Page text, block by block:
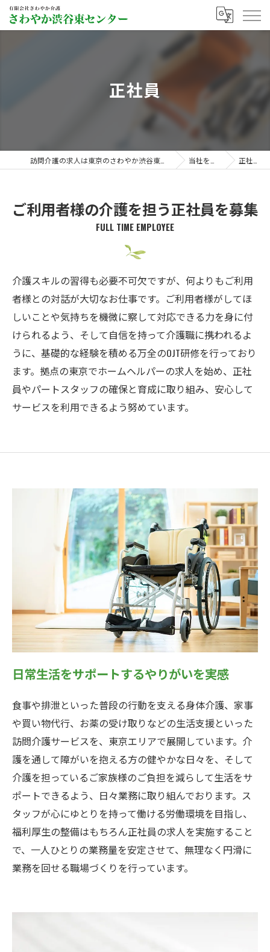
正社員
当社を知る 正社員
ご利用者様の介護を担う正社員を募集
FULL TIME EMPLOYEE
介護スキルの習得も必要不可欠ですが、何よりもご利用
者様との対話が大切なお仕事です。ご利用者様がしてほ
しいことや気持ちを機微に察して対応できる力を身に付
けられるよう、そして自信を持って介護職に携われるよ
うに、基礎的な経験を積める万全のOJT研修を行っており
ます。拠点の東京でホームヘルパーの求人を始め、正社
員やパートスタッフの確保と育成に取り組み、安心して
サービスを利用できるよう努めています。
日常生活をサポートするやりがいを実感
食事や排泄といった普段の行動を支える身体介護、家事
や買い物代行、お薬の受け取りなどの生活支援といった
訪問介護サービスを、東京エリアで展開しています。介
護を通して障がいを抱える方の健やかな日々を、そして
介護を担っているご家族様のご負担を減らして生活をサ
ポートできるよう、日々業務に取り組んでおります。ス
タッフが心にゆとりを持って働ける労働環境を目指し、
福利厚生の整備はもちろん正社員の求人を実施すること
で、一人ひとりの業務量を安定させて、無理なく円滑に
業務を回せる職場づくりを行っています。